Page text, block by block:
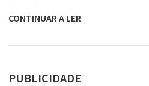
CONTINUAR A LER
PUBLICIDADE